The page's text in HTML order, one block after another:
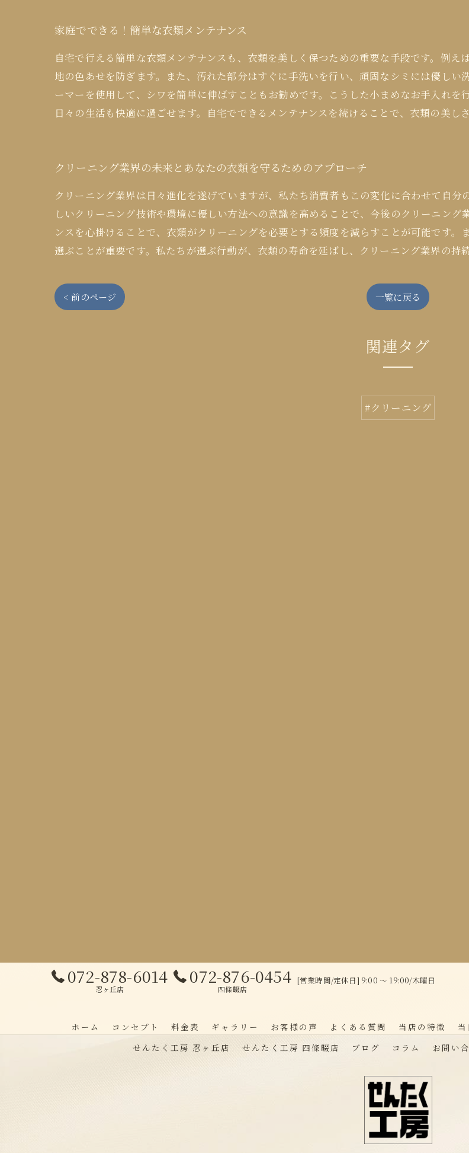
家庭でできる！簡単な衣類メンテナンス
自宅で行える簡単な衣類メンテナンスも、衣類を美しく保つための重要な手段です。例
地の色あせを防ぎます。また、汚れた部分はすぐに手洗いを行い、頑固なシミには優し
ーマーを使用して、シワを簡単に伸ばすこともお勧めです。こうした小まめなお手入れを
日々の生活も快適に過ごせます。自宅でできるメンテナンスを続けることで、衣類の美し
クリーニング業界の未来とあなたの衣類を守るためのアプローチ
クリーニング業界は日々進化を遂げていますが、私たち消費者もこの変化に合わせて自
しいクリーニング技術や環境に優しい方法への意識を高めることで、今後のクリーニン
ンスを心掛けることで、衣類がクリーニングを必要とする頻度を減らすことが可能です
選ぶことが重要です。私たちが選ぶ行動が、衣類の寿命を延ばし、クリーニング業界の持
< 前のページ 一覧に戻る
関連タグ
#クリーニング
072-878-6014
忍ヶ丘店
072-876-0454
四條畷店
[営業時間/定休日] 9:00 ～ 19:00/木曜日
ホーム コンセプト 料金表 ギャラリー お客様の声 よくある質問 当店の特徴
せんたく工房 忍ヶ丘店
せんたく工房 四條畷店 ブログ コラム お問い